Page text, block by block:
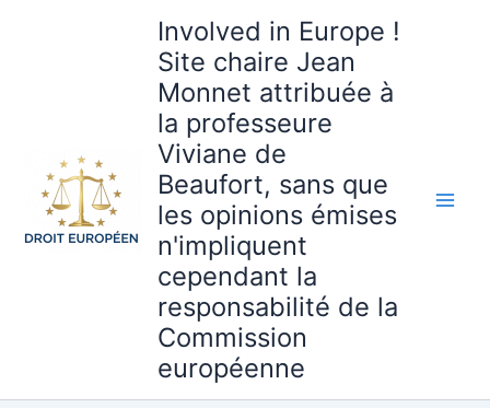
Involved in Europe !
Site chaire Jean
Monnet attribuée à
la professeure
Viviane de
Beaufort, sans que
les opinions émises
n'impliquent
cependant la
responsabilité de la
Commission
européenne